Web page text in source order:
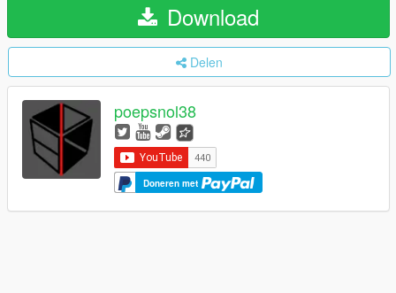
Download
Delen
poepsnol38
Doneren met